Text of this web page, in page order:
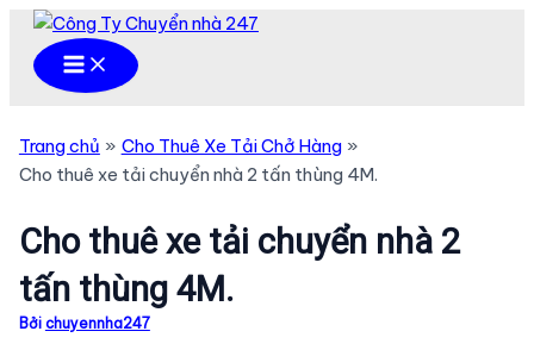
Nhảy
Main
Menu
Trang chủ
Cho Thuê Xe Tải Chở Hàng
Cho thuê xe tải chuyển nhà 2 tấn thùng 4M.
Cho thuê xe tải chuyển nhà 2
tấn thùng 4M.
Bởi chuyennha247